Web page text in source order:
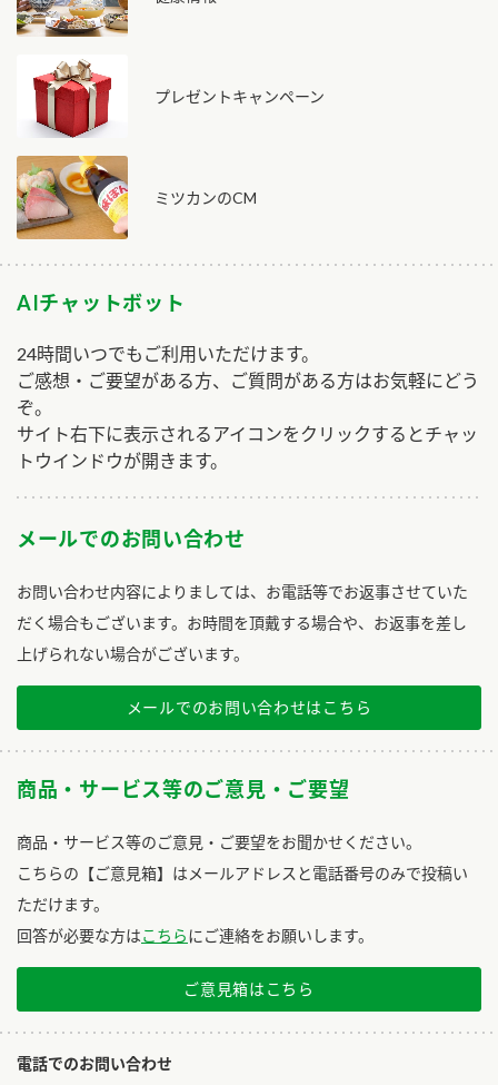
プレゼントキャンペーン
ミツカンのCM
AIチャットボット
24時間いつでもご利用いただけます。
ご感想・ご要望がある方、ご質問がある方はお気軽にどう
ぞ。
サイト右下に表示されるアイコンをクリックするとチャッ
トウインドウが開きます。
メールでのお問い合わせ
お問い合わせ内容によりましては、お電話等でお返事させていた
だく場合もございます。お時間を頂戴する場合や、お返事を差し
上げられない場合がございます。
メールでのお問い合わせはこちら
商品・サービス等のご意見・ご要望
商品・サービス等のご意見・ご要望をお聞かせください。
こちらの【ご意見箱】はメールアドレスと電話番号のみで投稿い
ただけます。
回答が必要な方はこちらにご連絡をお願いします。
ご意見箱はこちら
電話でのお問い合わせ